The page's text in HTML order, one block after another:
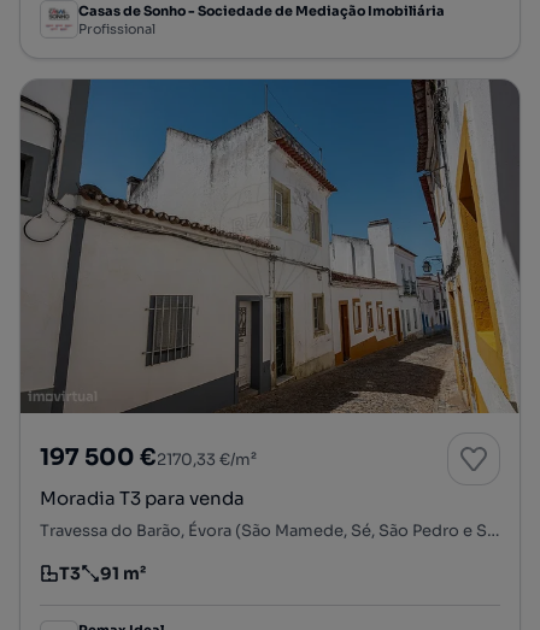
Casas de Sonho - Sociedade de Mediação Imobiliária
Profissional
197 500 €2170,33 €/m²
Moradia T3 para venda
Travessa do Barão, Évora (São Mamede, Sé, São Pedro e Santo Antão), Évora, Évora
Tipologia
T3
Preço por metro quadrado
91 m²